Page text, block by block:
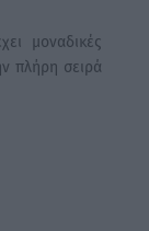
μοναδικές
πλήρη σειρά